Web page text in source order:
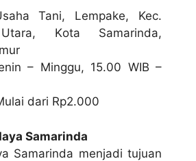
Tani, Lеmраkе, Kec.
Kоtа Sаmаrіndа,
– Mіnggu, 15.00 WIB –
dаrі Rр2.000
Samarinda
Sаmаrіndа menjadi tujuan